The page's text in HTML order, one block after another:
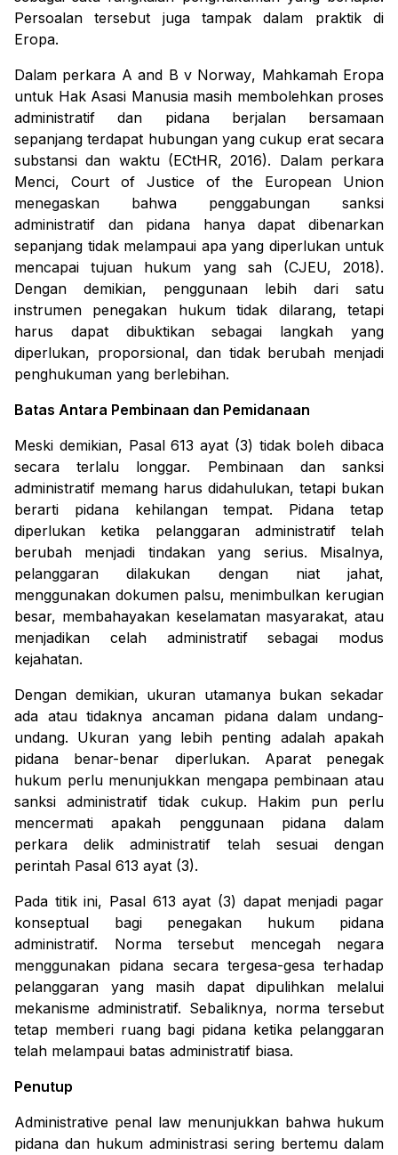
Persoalan tersebut juga tampak dalam praktik di
Eropa.
Dalam perkara A and B v Norway, Mahkamah Eropa
untuk Hak Asasi Manusia masih membolehkan proses
administratif dan pidana berjalan bersamaan
sepanjang terdapat hubungan yang cukup erat secara
substansi dan waktu (ECtHR, 2016). Dalam perkara
Menci, Court of Justice of the European Union
menegaskan bahwa penggabungan sanksi
administratif dan pidana hanya dapat dibenarkan
sepanjang tidak melampaui apa yang diperlukan untuk
mencapai tujuan hukum yang sah (CJEU, 2018).
Dengan demikian, penggunaan lebih dari satu
instrumen penegakan hukum tidak dilarang, tetapi
harus dapat dibuktikan sebagai langkah yang
diperlukan, proporsional, dan tidak berubah menjadi
penghukuman yang berlebihan.
Batas Antara Pembinaan dan Pemidanaan
Meski demikian, Pasal 613 ayat (3) tidak boleh dibaca
secara terlalu longgar. Pembinaan dan sanksi
administratif memang harus didahulukan, tetapi bukan
berarti pidana kehilangan tempat. Pidana tetap
diperlukan ketika pelanggaran administratif telah
berubah menjadi tindakan yang serius. Misalnya,
pelanggaran dilakukan dengan niat jahat,
menggunakan dokumen palsu, menimbulkan kerugian
besar, membahayakan keselamatan masyarakat, atau
menjadikan celah administratif sebagai modus
kejahatan.
Dengan demikian, ukuran utamanya bukan sekadar
ada atau tidaknya ancaman pidana dalam undang-
undang. Ukuran yang lebih penting adalah apakah
pidana benar-benar diperlukan. Aparat penegak
hukum perlu menunjukkan mengapa pembinaan atau
sanksi administratif tidak cukup. Hakim pun perlu
mencermati apakah penggunaan pidana dalam
perkara delik administratif telah sesuai dengan
perintah Pasal 613 ayat (3).
Pada titik ini, Pasal 613 ayat (3) dapat menjadi pagar
konseptual bagi penegakan hukum pidana
administratif. Norma tersebut mencegah negara
menggunakan pidana secara tergesa-gesa terhadap
pelanggaran yang masih dapat dipulihkan melalui
mekanisme administratif. Sebaliknya, norma tersebut
tetap memberi ruang bagi pidana ketika pelanggaran
telah melampaui batas administratif biasa.
Penutup
Administrative penal law menunjukkan bahwa hukum
pidana dan hukum administrasi sering bertemu dalam